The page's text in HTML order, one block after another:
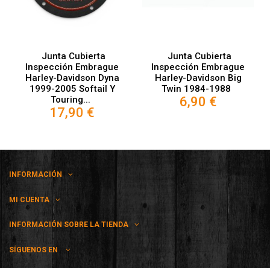
Junta Cubierta
Inspección Embrague
Harley-Davidson Dyna
1999-2005 Softail Y
Touring...
17,90 €
Junta Cubierta
Inspección Embrague
Harley-Davidson Big
Twin 1984-1988
6,90 €
INFORMACIÓN
MI CUENTA
INFORMACIÓN SOBRE LA TIENDA
SÍGUENOS EN